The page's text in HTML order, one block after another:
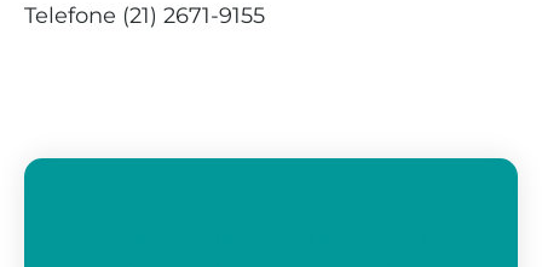
Telefone (21) 2671-9155